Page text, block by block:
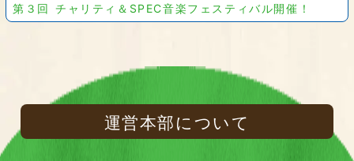
第３回 チャリティ＆SPEC音楽フェスティバル開催！
運営本部について